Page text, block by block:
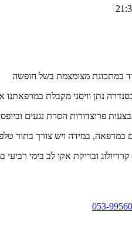
נתן וויסני מקבלת
פרוצדורות הסרת נגעים
במרפאה, במידה ויש צורך בתור
ובדיקת אקו לב בימי רביעי
053-